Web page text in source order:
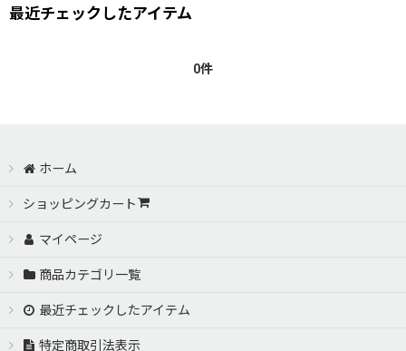
最近チェックしたアイテム
0件
ホーム
ショッピングカート
マイページ
商品カテゴリ一覧
最近チェックしたアイテム
特定商取引法表示